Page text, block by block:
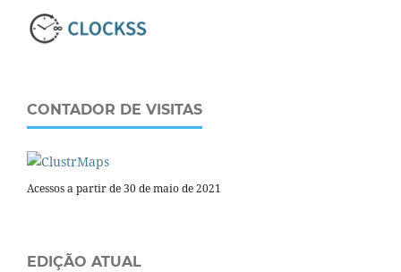
CONTADOR DE VISITAS
Acessos a partir de 30 de maio de 2021
EDIÇÃO ATUAL